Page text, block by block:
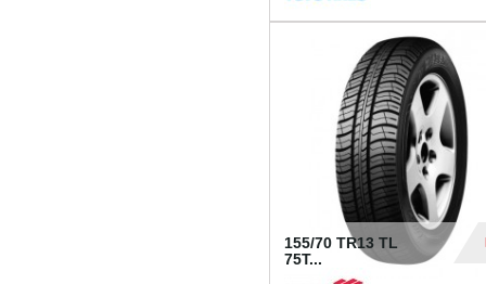
155/70 TR13 TL
75T...